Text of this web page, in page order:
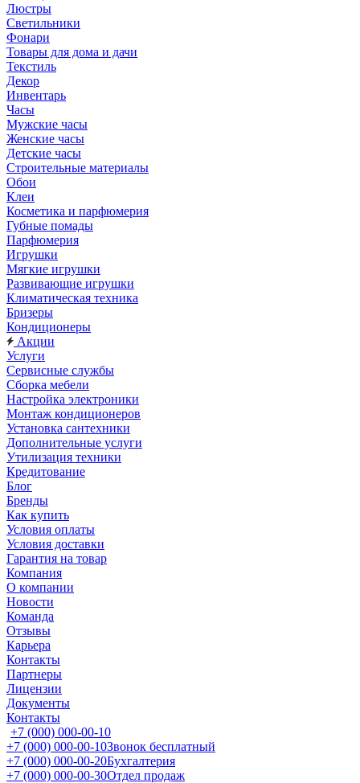
Люстры
Светильники
Фонари
Товары для дома и дачи
Текстиль
Декор
Инвентарь
Часы
Мужские часы
Женские часы
Детские часы
Строительные материалы
Обои
Клеи
Косметика и парфюмерия
Губные помады
Парфюмерия
Игрушки
Мягкие игрушки
Развивающие игрушки
Климатическая техника
Бризеры
Кондиционеры
Акции
Услуги
Сервисные службы
Сборка мебели
Настройка электроники
Монтаж кондиционеров
Установка сантехники
Дополнительные услуги
Утилизация техники
Кредитование
Блог
Бренды
Как купить
Условия оплаты
Условия доставки
Гарантия на товар
Компания
О компании
Новости
Команда
Отзывы
Карьера
Контакты
Партнеры
Лицензии
Документы
Контакты
+7 (000) 000-00-10
+7 (000) 000-00-10Звонок бесплатный
+7 (000) 000-00-20Бухгалтерия
+7 (000) 000-00-30Отдел продаж